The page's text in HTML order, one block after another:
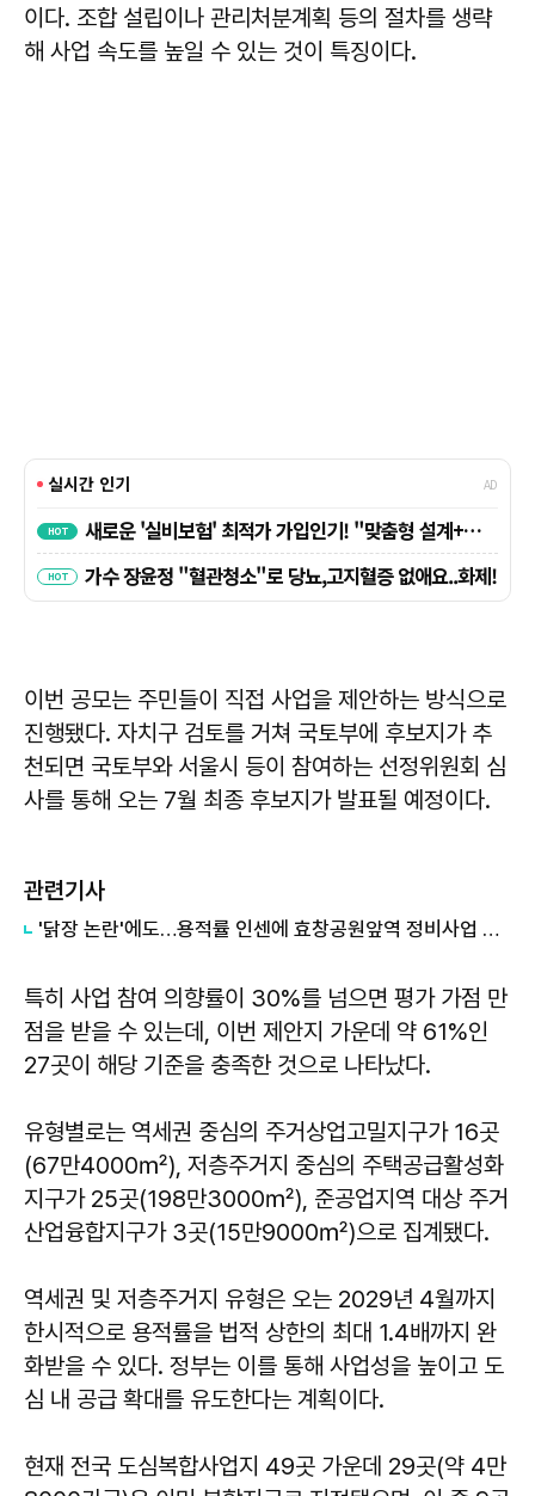
이다. 조합 설립이나 관리처분계획 등의 절차를 생략
해 사업 속도를 높일 수 있는 것이 특징이다.
이번 공모는 주민들이 직접 사업을 제안하는 방식으로
진행됐다. 자치구 검토를 거쳐 국토부에 후보지가 추
천되면 국토부와 서울시 등이 참여하는 선정위원회 심
사를 통해 오는 7월 최종 후보지가 발표될 예정이다.
관련기사
'닭장 논란'에도…용적률 인센에 효창공원앞역 정비사업 속도
특히 사업 참여 의향률이 30%를 넘으면 평가 가점 만
점을 받을 수 있는데, 이번 제안지 가운데 약 61%인
27곳이 해당 기준을 충족한 것으로 나타났다.
유형별로는 역세권 중심의 주거상업고밀지구가 16곳
(67만4000㎡), 저층주거지 중심의 주택공급활성화
지구가 25곳(198만3000㎡), 준공업지역 대상 주거
산업융합지구가 3곳(15만9000㎡)으로 집계됐다.
역세권 및 저층주거지 유형은 오는 2029년 4월까지
한시적으로 용적률을 법적 상한의 최대 1.4배까지 완
화받을 수 있다. 정부는 이를 통해 사업성을 높이고 도
심 내 공급 확대를 유도한다는 계획이다.
현재 전국 도심복합사업지 49곳 가운데 29곳(약 4만